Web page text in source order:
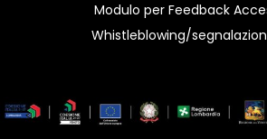
Modulo per Feedback
Whistleblowing/